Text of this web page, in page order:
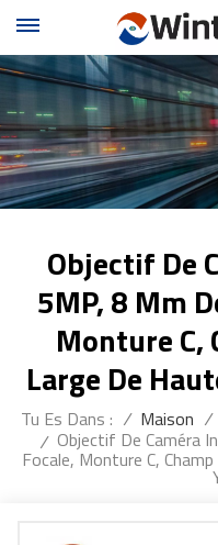
Objectif De
5MP, 8 Mm
Monture C,
Large De
Tu Es Dans : / Maison /
/ Objectif De Caméra
Focale, Monture C,